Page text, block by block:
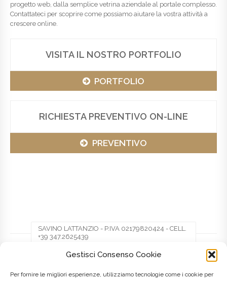
Gestisci Consenso Cookie
Per fornire le migliori esperienze, utilizziamo tecnologie come i cookie per
progetto web, dalla semplice vetrina aziendale al portale complesso.
Contattateci per scoprire come possiamo aiutare la vostra attività a
crescere online.
VISITA IL NOSTRO PORTFOLIO
PORTFOLIO
RICHIESTA PREVENTIVO ON-LINE
PREVENTIVO
SAVINO LATTANZIO - P.IVA 02179820424 - CELL.
+39 347.2625439
Facebook Twitter Pinterest